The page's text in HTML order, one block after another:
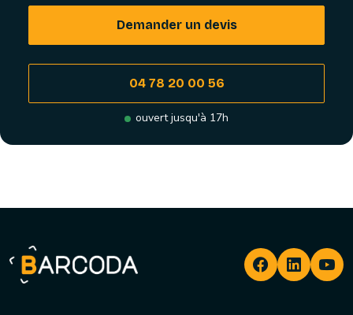
Demander un devis
04 78 20 00 56
ouvert jusqu'à 17h